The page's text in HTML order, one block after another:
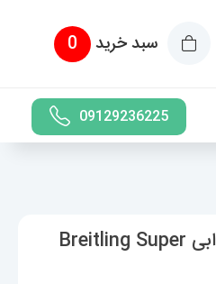
سبد خرید 0
09129236225
ساعت برایتلینگ مردانه کرنوگراف بند رابر مشکی قاب رزگلد صفحه ابی Breitling Super